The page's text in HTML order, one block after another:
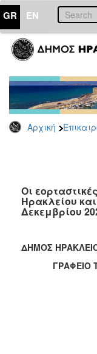
GR EN
Αρχική
ΕΠΙΚΑΙΡΟΤΗΤΑ
Τύπου
Αρχείο
2026
2025
2022
2021
2019
2018
Οι
Ηρακλείου
Δεκεμβρίου
ΔΗΜΟΣ
ΓΡΑΦΕΙΟ